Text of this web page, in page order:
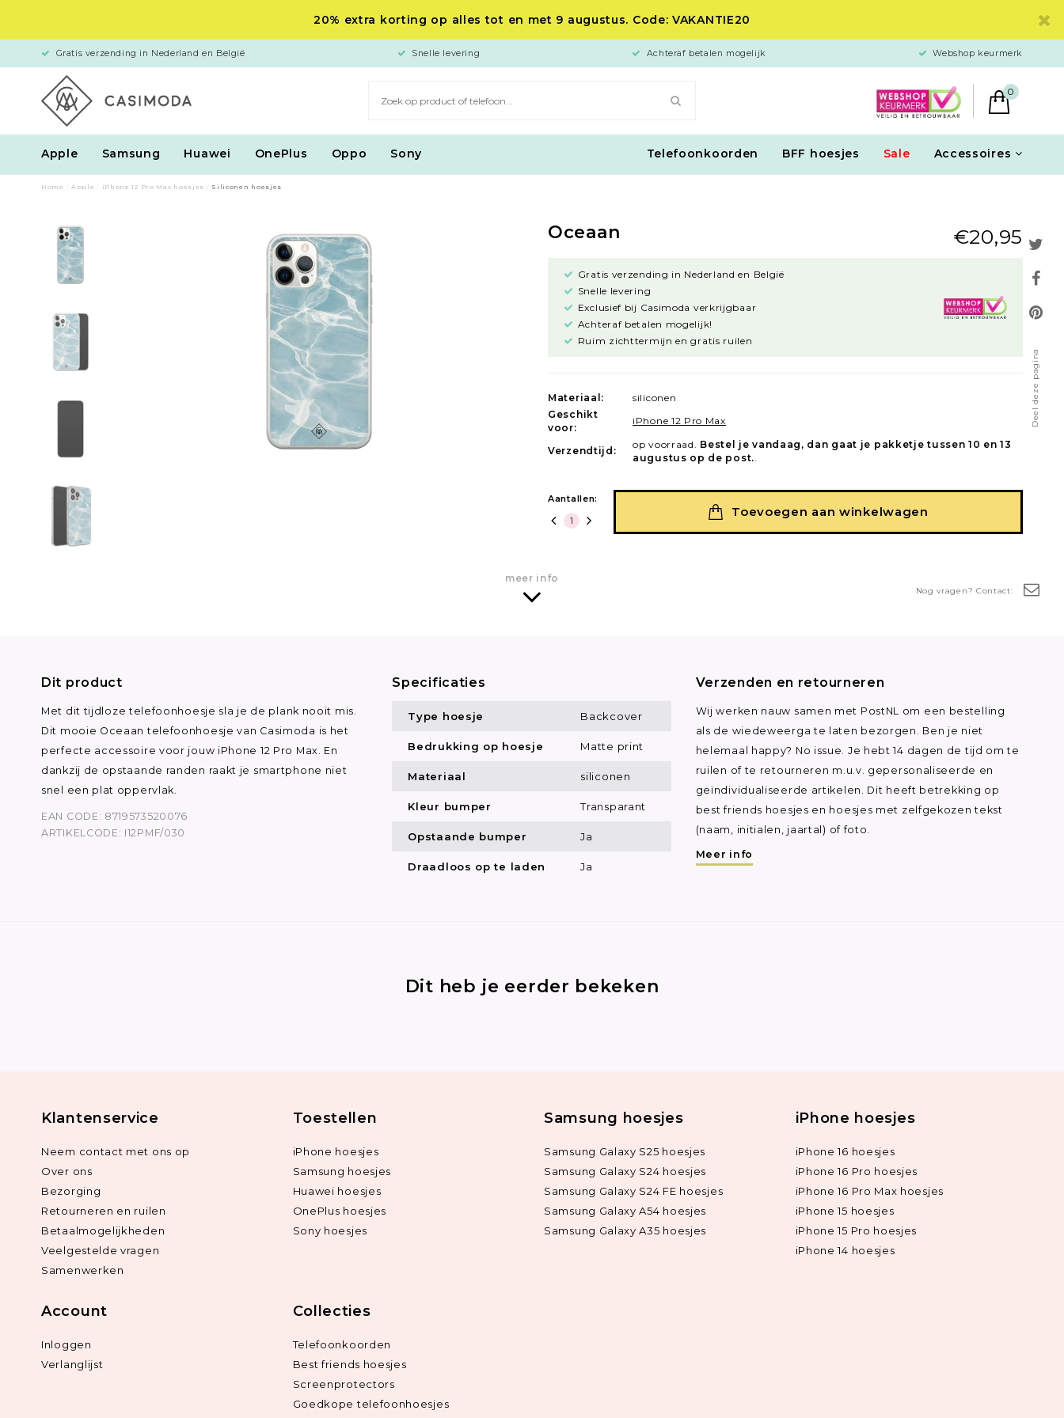
20% extra korting op alles tot en met 9 augustus. Code: VAKANTIE20
Gratis verzending in Nederland en België Snelle levering Achteraf betalen mogelijk Webshop keurmerk
0
Apple Samsung Huawei OnePlus Oppo Sony Telefoonkoorden BFF hoesjes Sale Accessoires
Deel deze pagina
Nog vragen? Contact:
Home Apple iPhone 12 Pro Max hoesjes Siliconen hoesjes
Oceaan €20,95
Gratis verzending in Nederland en België
Snelle levering
Exclusief bij Casimoda verkrijgbaar
Achteraf betalen mogelijk!
Ruim zichttermijn en gratis ruilen
Materiaal:
siliconen
Geschikt
voor:
iPhone 12 Pro Max
Verzendtijd:
op voorraad. Bestel je vandaag, dan gaat je pakketje tussen 10 en 13
augustus op de post.
Aantallen:
Toevoegen aan winkelwagen
meer info
Dit product
Met dit tijdloze telefoonhoesje sla je de plank nooit mis.
Dit mooie Oceaan telefoonhoesje van Casimoda is het
perfecte accessoire voor jouw iPhone 12 Pro Max. En
dankzij de opstaande randen raakt je smartphone niet
snel een plat oppervlak.
EAN CODE: 8719573520076
ARTIKELCODE: I12PMF/030
Specificaties
Type hoesje Backcover
Bedrukking op hoesje Matte print
Materiaal siliconen
Kleur bumper Transparant
Opstaande bumper Ja
Draadloos op te laden Ja
Verzenden en retourneren
Wij werken nauw samen met PostNL om een bestelling
als de wiedeweerga te laten bezorgen. Ben je niet
helemaal happy? No issue. Je hebt 14 dagen de tijd om te
ruilen of te retourneren m.u.v. gepersonaliseerde en
geïndividualiseerde artikelen. Dit heeft betrekking op
best friends hoesjes en hoesjes met zelfgekozen tekst
(naam, initialen, jaartal) of foto.
Meer info
Dit heb je eerder bekeken
Klantenservice
Neem contact met ons op
Over ons
Bezorging
Retourneren en ruilen
Betaalmogelijkheden
Veelgestelde vragen
Samenwerken
Toestellen
iPhone hoesjes
Samsung hoesjes
Huawei hoesjes
OnePlus hoesjes
Sony hoesjes
Samsung hoesjes
Samsung Galaxy S25 hoesjes
Samsung Galaxy S24 hoesjes
Samsung Galaxy S24 FE hoesjes
Samsung Galaxy A54 hoesjes
Samsung Galaxy A35 hoesjes
iPhone hoesjes
iPhone 16 hoesjes
iPhone 16 Pro hoesjes
iPhone 16 Pro Max hoesjes
iPhone 15 hoesjes
iPhone 15 Pro hoesjes
iPhone 14 hoesjes
Account
Inloggen
Verlanglijst
Collecties
Telefoonkoorden
Best friends hoesjes
Screenprotectors
Goedkope telefoonhoesjes